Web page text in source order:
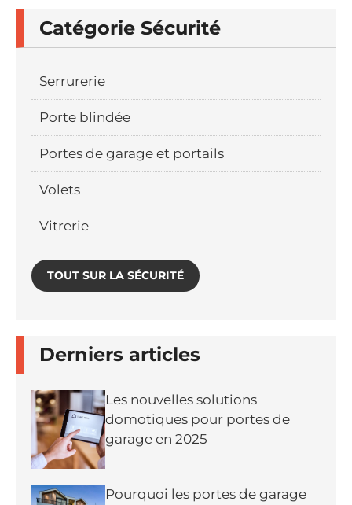
Catégorie Sécurité
Serrurerie
Porte blindée
Portes de garage et portails
Volets
Vitrerie
TOUT SUR LA SÉCURITÉ
Derniers articles
Les nouvelles solutions
domotiques pour portes de
garage en 2025
Pourquoi les portes de garage